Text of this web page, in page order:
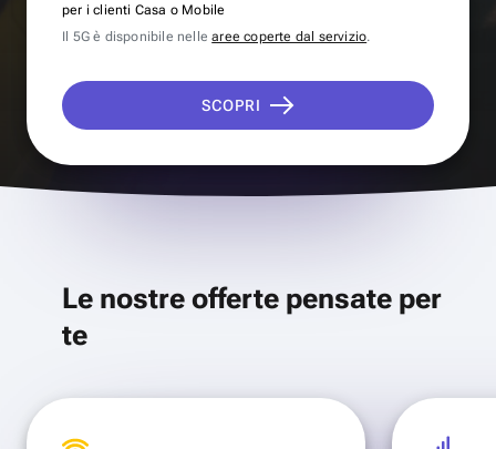
per i clienti Casa o Mobile
Il 5G è disponibile nellearee coperte dal servizio.
SCOPRI
Le nostre offerte pensate per
te